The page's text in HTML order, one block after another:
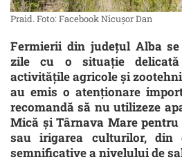
Praid. Foto: Facebook Nicuşor Dan
Fermierii din județul Alba
zile cu o situație
activitățile agricole și
au emis o atenționare
recomandă să nu utilizeze
Mică și Târnava Mare
sau irigarea culturilor, din
semnificative a nivelului de